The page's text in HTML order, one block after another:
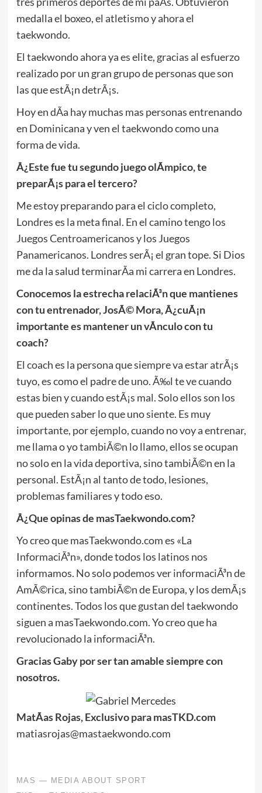
medalla el boxeo, el atletismo y ahora el
taekwondo.
El taekwondo ahora ya es elite, gracias al esfuerzo
realizado por un gran grupo de personas que son
las que estÃ¡n detrÃ¡s.
Hoy en dÃ­a hay muchas mas personas entrenando
en Dominicana y ven el taekwondo como una
forma de vida.
Â¿Este fue tu segundo juego olÃ­mpico, te
preparÃ¡s para el tercero?
Me estoy preparando para el ciclo completo,
Londres es la meta final. En el camino tengo los
Juegos Centroamericanos y los Juegos
Panamericanos. Londres serÃ¡ el gran tope. Si Dios
me da la salud terminarÃ­a mi carrera en Londres.
Conocemos la estrecha relaciÃ³n que mantienes
con tu entrenador, JosÃ© Mora, Â¿cuÃ¡n
importante es mantener un vÃ­nculo con tu
coach?
El coach es la persona que siempre va estar atrÃ¡s
tuyo, es como el padre de uno. Ã‰l te ve cuando
estas bien y cuando estÃ¡s mal. Solo ellos son los
que pueden saber lo que uno siente. Es muy
importante, por ejemplo, cuando no voy a entrenar,
me llama o yo tambiÃ©n lo llamo, ellos se ocupan
no solo en la vida deportiva, sino tambiÃ©n en la
personal. EstÃ¡n al tanto de todo, lesiones,
problemas familiares y todo eso.
Â¿Que opinas de masTaekwondo.com?
Yo creo que masTaekwondo.com es «La
InformaciÃ³n», donde todos los latinos nos
informamos. No solo podemos ver informaciÃ³n de
AmÃ©rica, sino tambiÃ©n de Europa, y los demÃ¡s
continentes. Todos los que gustan del taekwondo
siguen a masTaekwondo.com. Yo creo que ha
revolucionado la informaciÃ³n.
Gracias Gaby por ser tan amable siempre con
nosotros.
MatÃ­as Rojas, Exclusivo para masTKD.com
matiasrojas@mastaekwondo.com